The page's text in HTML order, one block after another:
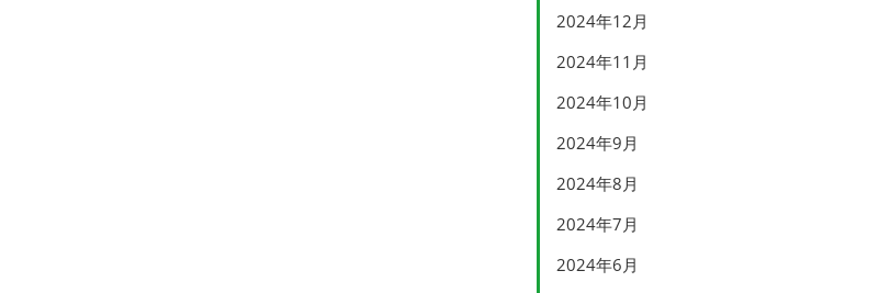
2024年12月
2024年11月
2024年10月
2024年9月
2024年8月
2024年7月
2024年6月